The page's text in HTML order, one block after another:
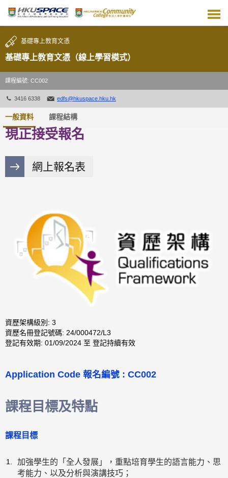
主
內
容
基礎專上教育文憑
基礎專上教育文憑（線上學習模式）
課程編號: CC002
3416 6338 edfs@hkuspace.hku.hk
一般資料 課程結構
現正接受報名
網上報名表
資歷架構級別: 3
資歷名冊登記號碼: 24/000472/L3
登記有效期: 01/09/2024 至 登記持續有效
Application Code 報名編號 : CC002
課程目標及特點
課程目標
加強學生的「全人發展」，重點培育學生的語言能力、思
考能力、以及分析與演講技巧；